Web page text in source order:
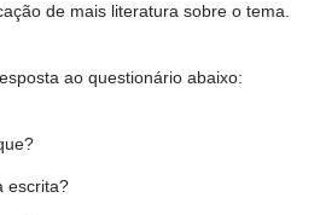
de mais literatura sobre o tema.
ao questionário abaixo:
escrita?